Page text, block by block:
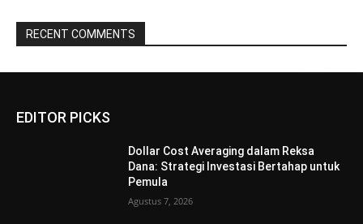
RECENT COMMENTS
EDITOR PICKS
Dollar Cost Averaging dalam Reksa
Dana: Strategi Investasi Bertahap untuk
Pemula
Agustus 7, 2026